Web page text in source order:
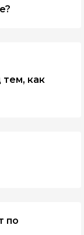
как
навыки в
по